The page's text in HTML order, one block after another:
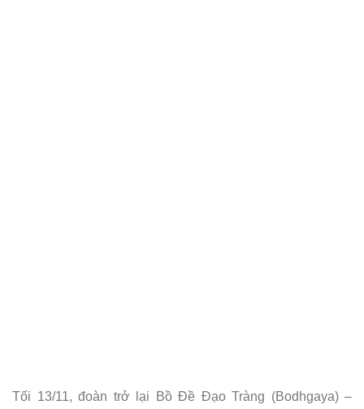
Tối 13/11, đoàn trở lại Bồ Đề Đạo Tràng (Bodhgaya) –